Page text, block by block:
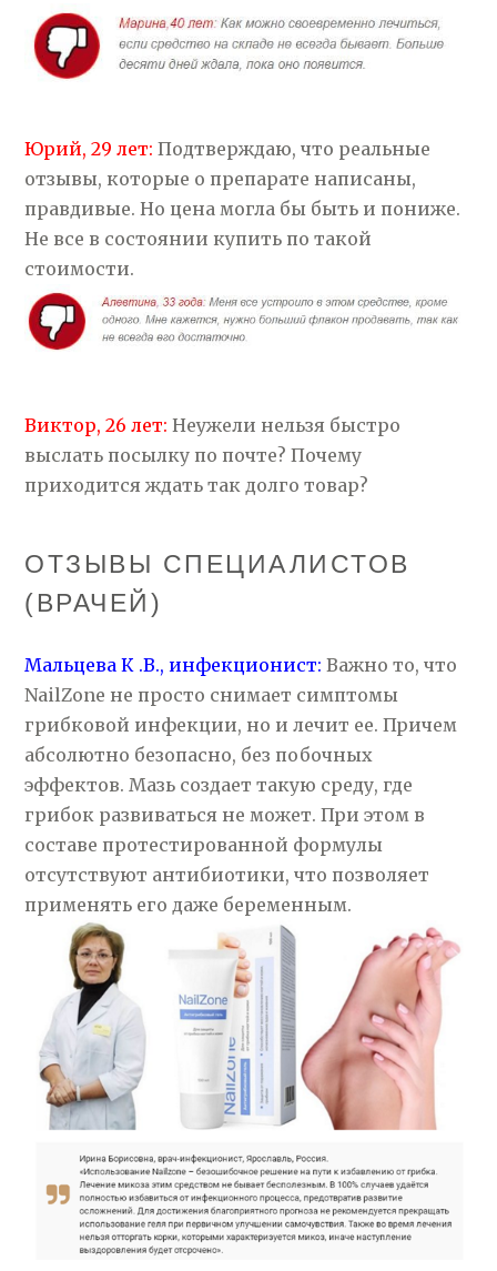
Юрий, 29 лет:Подтверждаю, что реальные
отзывы, которые о препарате написаны,
правдивые. Но цена могла бы быть и пониже.
Не все в состоянии купить по такой
стоимости.
Виктор, 26 лет: Неужели нельзя быстро
выслать посылку по почте? Почему
приходится ждать так долго товар?
ОТЗЫВЫ СПЕЦИАЛИСТОВ
(ВРАЧЕЙ)
Мальцева К .В., инфекционист:Важно то, что
NailZone не просто снимает симптомы
грибковой инфекции, но и лечит ее. Причем
абсолютно безопасно, без побочных
эффектов. Мазь создает такую среду, где
грибок развиваться не может. При этом в
составе протестированной формулы
отсутствуют антибиотики, что позволяет
применять его даже беременным.